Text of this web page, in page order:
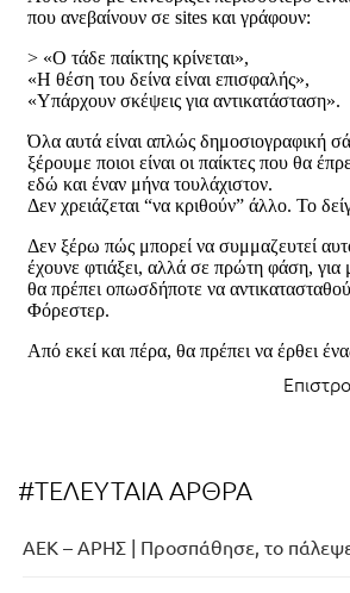
#ΤΕΛΕΥΤΑΙΑ ΑΡΘΡΑ
ΑΕΚ – ΑΡΗΣ | Προσπάθησε, το